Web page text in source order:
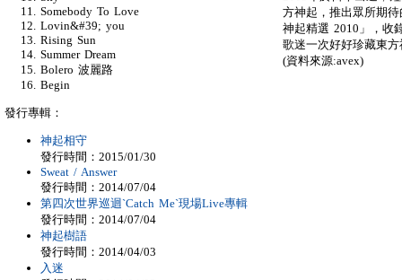
方神起，推出眾所期
神起精選 2010」，收
歌迷一次好好珍藏東
(資料來源:avex)
Somebody To Love
Lovin&#39; you
Rising Sun
Summer Dream
Bolero 波麗路
Begin
發行專輯：
神起相守
發行時間：2015/01/30
Sweat / Answer
發行時間：2014/07/04
第四次世界巡迴`Catch Me`現場Live專輯
發行時間：2014/07/04
神起樹語
發行時間：2014/04/03
入迷